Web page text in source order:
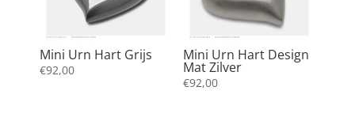
Mini Urn Hart Grijs
€92,00
Mini Urn Hart Design
Mat Zilver
€92,00